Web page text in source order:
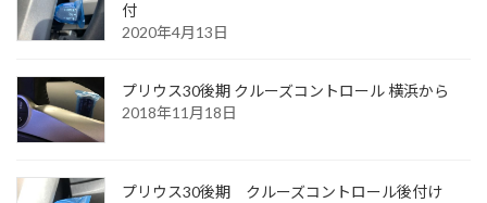
付
2020年4月13日
プリウス30後期 クルーズコントロール 横浜から
2018年11月18日
プリウス30後期 クルーズコントロール後付け